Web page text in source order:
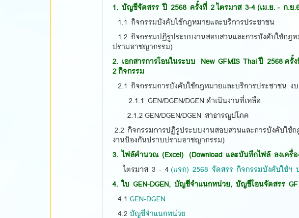
1. บัญชีจัดสรร ปี 2568 ครั้งที่ 2 ไตรมาส 3-4 (เม.ย. - ก.ย
1.1 กิจกรรมบังคับใช้กฎหมายและบริการประชาชน
1.2 กิจกรรมปฏิรูประบบงานสอบสวนและการบังคับใช้กฎ
ปรามอาชญากรรม)
2. เอกสารการโอนในระบบ New GFMIS Thai ปี 2568 ค
2 กิจกรรม
2.1 กิจกรรมการบังคับใช้กฎหมายและบริการประชาชน ง
2.1.1 GEN/DGEN/DGEN ดำเนินงานที่เหลือ
2.1.2 GEN/DGEN/DGEN สาธารณูปโภค
2.2 กิจกรรมการปฏิรูประบบงานสอบสวนและการบังคับใช้
งานป้องกันปราบปรามอาชญากรรม)
3. ไฟล์คำนวณ (Excel) (Download และบันทีกไฟล์ ลงเครื่
ไตรมาส 3 - 4(แจก) 2568 จัดสรร กิจกรรมบังคับใช้ฯ
4. ใบ GEN-DGEN, บัญชีจำแนกหน่วย, บัญชีโอนจัดสรร GF
4.1 GEN-DGEN
4.2บัญชีจำแนกหน่วย